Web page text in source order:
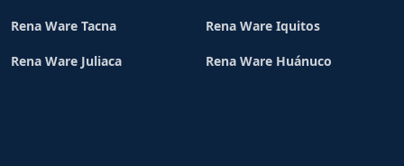
Rena Ware Tacna Rena Ware Iquitos
Rena Ware Juliaca Rena Ware Huánuco